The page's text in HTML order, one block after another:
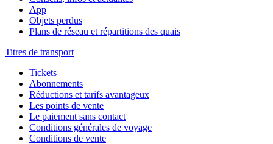
App
Objets perdus
Plans de réseau et répartitions des quais
Titres de transport
Tickets
Abonnements
Réductions et tarifs avantageux
Les points de vente
Le paiement sans contact
Conditions générales de voyage
Conditions de vente